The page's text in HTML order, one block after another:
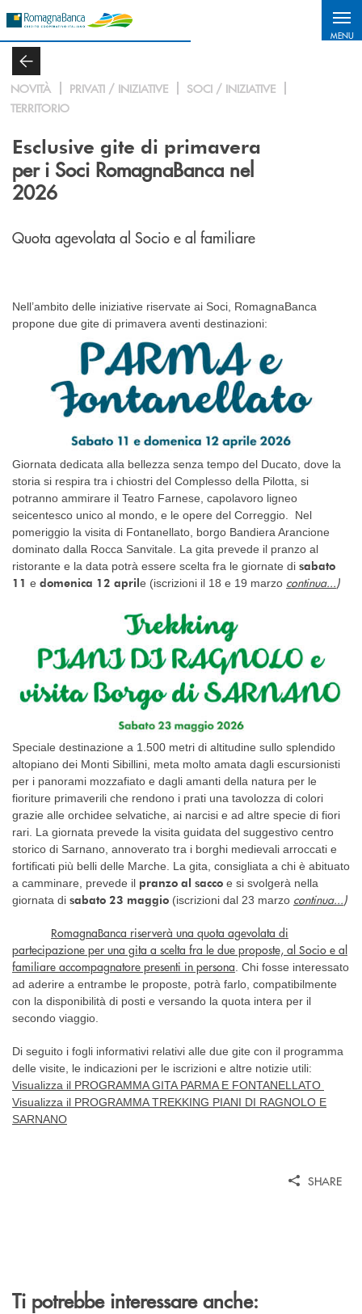
MENU
NOVITÀ PRIVATI / INIZIATIVE
SOCI / INIZIATIVE
TERRITORIO
Esclusive gite di primavera
per i Soci RomagnaBanca nel
2026
Quota agevolata al Socio e al familiare
Nell’ambito delle iniziative riservate ai Soci, RomagnaBanca
propone due gite di primavera aventi destinazioni:
Giornata dedicata alla bellezza senza tempo del Ducato, dove la
storia si respira tra i chiostri del Complesso della Pilotta, si
potranno ammirare il Teatro Farnese, capolavoro ligneo
seicentesco unico al mondo, e le opere del Correggio. Nel
pomeriggio la visita di Fontanellato, borgo Bandiera Arancione
dominato dalla Rocca Sanvitale. La gita prevede il pranzo al
ristorante e la data potrà essere scelta fra le giornate di sabato
11 e domenica 12 aprile (iscrizioni il 18 e 19 marzo continua...)
Speciale destinazione a 1.500 metri di altitudine sullo splendido
altopiano dei Monti Sibillini, meta molto amata dagli escursionisti
per i panorami mozzafiato e dagli amanti della natura per le
fioriture primaverili che rendono i prati una tavolozza di colori
grazie alle orchidee selvatiche, ai narcisi e ad altre specie di fiori
rari. La giornata prevede la visita guidata del suggestivo centro
storico di Sarnano, annoverato tra i borghi medievali arroccati e
fortificati più belli delle Marche. La gita, consigliata a chi è abituato
a camminare, prevede il pranzo al sacco e si svolgerà nella
giornata di sabato 23 maggio (iscrizioni dal 23 marzo continua...)
RomagnaBanca riserverà una quota agevolata di
partecipazione per una gita a scelta fra le due proposte, al Socio e al
familiare accompagnatore presenti in persona . Chi fosse interessato
ad aderire a entrambe le proposte, potrà farlo, compatibilmente
con la disponibilità di posti e versando la quota intera per il
secondo viaggio.
Di seguito i fogli informativi relativi alle due gite con il programma
delle visite, le indicazioni per le iscrizioni e altre notizie utili:
Visualizza il PROGRAMMA GITA PARMA E FONTANELLATO
Visualizza il PROGRAMMA TREKKING PIANI DI RAGNOLO E
SARNANO
SHARE
Ti potrebbe interessare anche: